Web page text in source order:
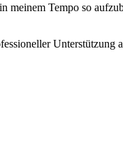
Tempo so
Unterstützung